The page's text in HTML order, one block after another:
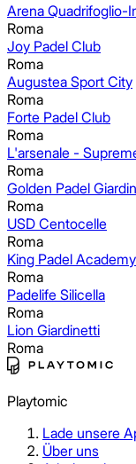
Arena Quadrifoglio-
Roma
Joy Padel Club
Roma
Augustea Sport City
Roma
Forte Padel Club
Roma
L'arsenale -
Roma
Golden Padel
Roma
USD Centocelle
Roma
King Padel Academy
Roma
Padelife Silicella
Roma
Lion Giardinetti
Roma
Playtomic
Lade unsere
Über uns